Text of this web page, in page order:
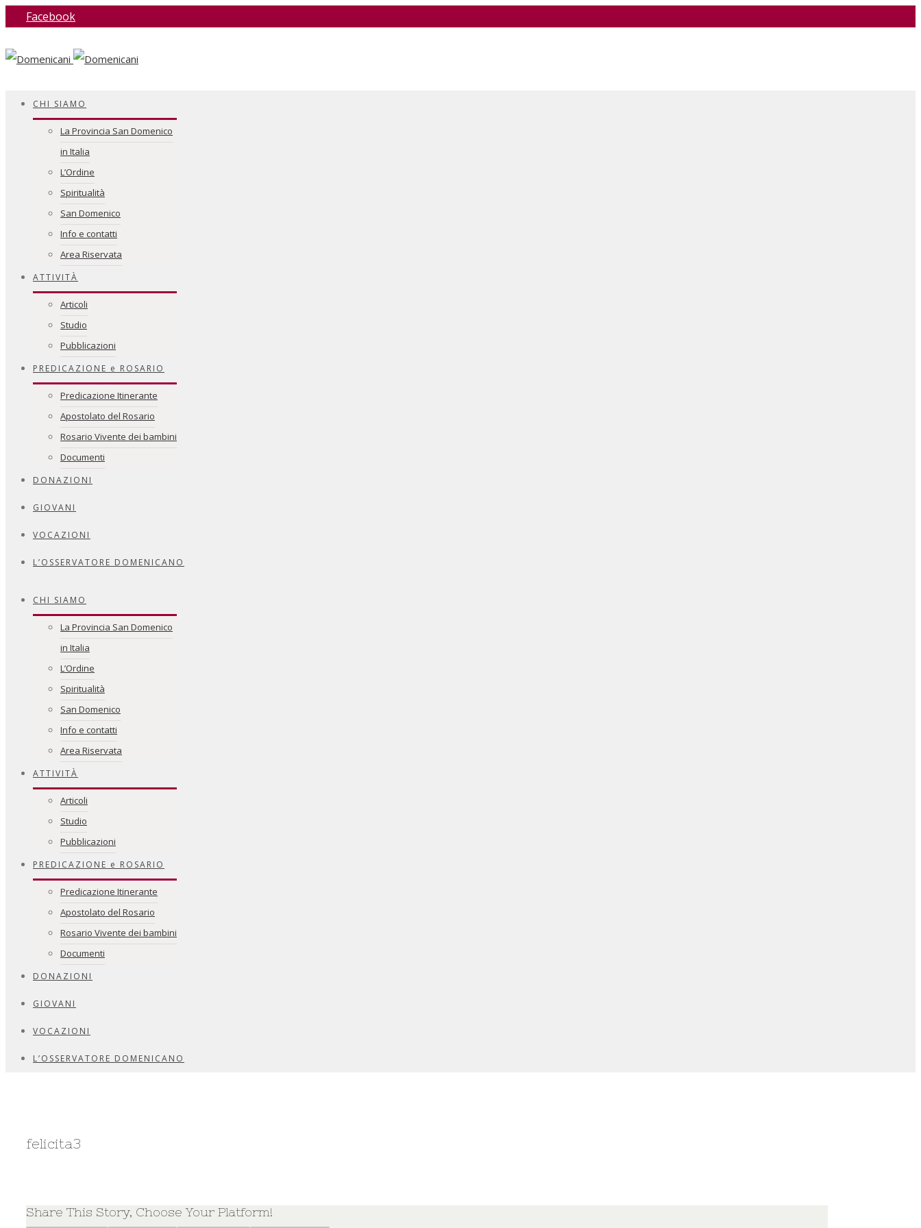
Facebook
CHI SIAMO
La Provincia San Domenico
in Italia
L’Ordine
Spiritualità
San Domenico
Info e contatti
Area Riservata
ATTIVITÀ
Articoli
Studio
Pubblicazioni
PREDICAZIONE e ROSARIO
Predicazione Itinerante
Apostolato del Rosario
Rosario Vivente dei bambini
Documenti
DONAZIONI
GIOVANI
VOCAZIONI
L’OSSERVATORE DOMENICANO
CHI SIAMO
La Provincia San Domenico
in Italia
L’Ordine
Spiritualità
San Domenico
Info e contatti
Area Riservata
ATTIVITÀ
Articoli
Studio
Pubblicazioni
PREDICAZIONE e ROSARIO
Predicazione Itinerante
Apostolato del Rosario
Rosario Vivente dei bambini
Documenti
DONAZIONI
GIOVANI
VOCAZIONI
L’OSSERVATORE DOMENICANO
felicita3
Share This Story, Choose Your Platform!